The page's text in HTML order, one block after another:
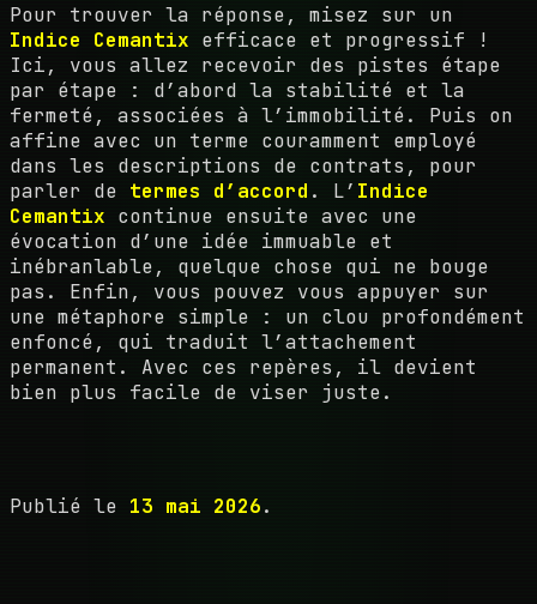
Pour trouver la réponse, misez sur un
Indice Cemantix efficace et progressif !
Ici, vous allez recevoir des pistes étape
par étape : d’abord la stabilité et la
fermeté, associées à l’immobilité. Puis on
affine avec un terme couramment employé
dans les descriptions de contrats, pour
parler de termes d’accord . L’ Indice
Cemantix continue ensuite avec une
évocation d’une idée immuable et
inébranlable, quelque chose qui ne bouge
pas. Enfin, vous pouvez vous appuyer sur
une métaphore simple : un clou profondément
enfoncé, qui traduit l’attachement
permanent. Avec ces repères, il devient
bien plus facile de viser juste.
Publié le 13 mai 2026.